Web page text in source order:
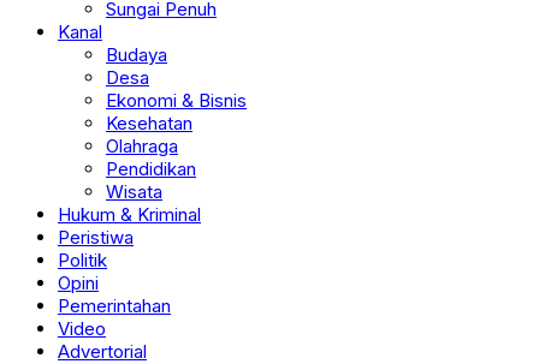
Sungai Penuh
Kanal
Budaya
Desa
Ekonomi & Bisnis
Kesehatan
Olahraga
Pendidikan
Wisata
Hukum & Kriminal
Peristiwa
Politik
Opini
Pemerintahan
Video
Advertorial